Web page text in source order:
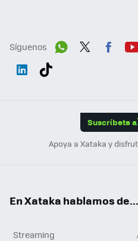
Síguenos
Suscríbete a
Apoya a Xataka y
En Xataka hablamos de...
Streaming